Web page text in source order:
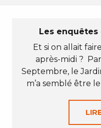
Les enquêtes
Et si on allait
après-midi ?
Septembre, le
m’a semblé être